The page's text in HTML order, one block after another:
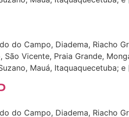
do Campo, Diadema, Riacho
Vicente, Praia Grande,
Mauá, Itaquaquecetuba;
do Campo, Diadema, Riacho